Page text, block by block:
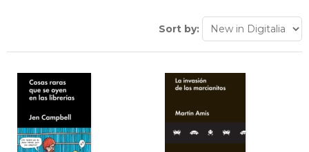
Sort by: